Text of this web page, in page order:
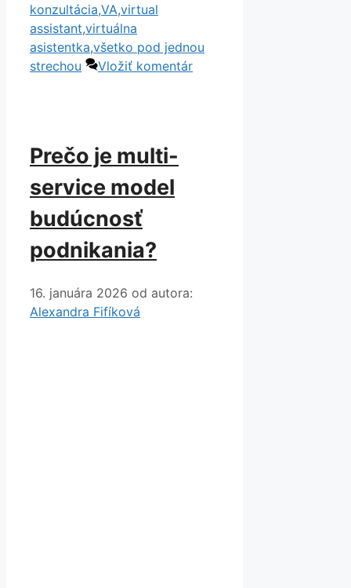
konzultácia,VA,virtual
assistant,virtuálna
asistentka,všetko pod jednou
strechou
Vložiť komentár
Prečo je multi-
service model
budúcnosť
podnikania?
16. januára 2026 od autora:
Alexandra Fifíková